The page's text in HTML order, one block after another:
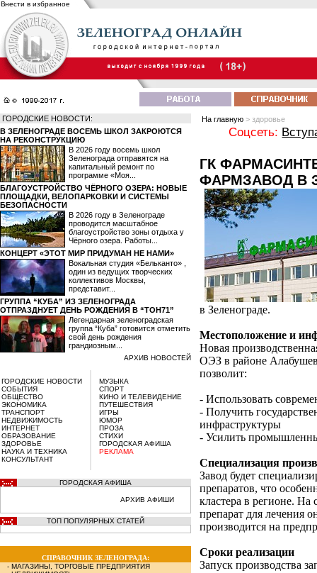
Внести в избранное
ГОРОДСКИЕ НОВОСТИ:
В ЗЕЛЕНОГРАДЕ ВОСЕМЬ ШКОЛ ЗАКРОЮТСЯ
НА РЕКОНСТРУКЦИЮ
В 2026 году восемь школ
Зеленограда отправятся на
капитальный ремонт по
программе «Моя...
БЛАГОУСТРОЙСТВО ЧЁРНОГО ОЗЕРА: НОВЫЕ
ПЛОЩАДКИ, ВЕЛОПАРКОВКИ И СИСТЕМЫ
БЕЗОПАСНОСТИ
В 2026 году в Зеленограде
проводится масштабное
благоустройство зоны отдыха у
Чёрного озера. Работы...
КОНЦЕРТ «ЭТОТ МИР ПРИДУМАН НЕ НАМИ»
Вокальная студия «Бельканто» ,
один из ведущих творческих
коллективов Москвы,
представит...
ГРУППА “КУБА” ИЗ ЗЕЛЕНОГРАДА
ОТПРАЗДНУЕТ ДЕНЬ РОЖДЕНИЯ В “ТОН71”
Легендарная зеленоградская
группа “Куба” готовится отметить
свой день рождения
грандиозным...
АРХИВ НОВОСТЕЙ
ГОРОДСКИЕ НОВОСТИ
СОБЫТИЯ
ОБЩЕСТВО
ЭКОНОМИКА
ТРАНСПОРТ
НЕДВИЖИМОСТЬ
ИНТЕРНЕТ
ОБРАЗОВАНИЕ
ЗДОРОВЬЕ
НАУКА И ТЕХНИКА
КОНСУЛЬТАНТ
МУЗЫКА
СПОРТ
КИНО И ТЕЛЕВИДЕНИЕ
ПУТЕШЕСТВИЯ
ИГРЫ
ЮМОР
ПРОЗА
СТИХИ
ГОРОДСКАЯ АФИША
РЕКЛАМА
ГОРОДСКАЯ АФИША
АРХИВ АФИШИ
ТОП ПОПУЛЯРНЫХ СТАТЕЙ
СПРАВОЧНИК ЗЕЛЕНОГРАДА:
- МАГАЗИНЫ, ТОРГОВЫЕ ПРЕДПРИЯТИЯ
На главную > здоровье
Соцсеть:
ГК
ФАРМЗАВОД В
в Зеленограде.
Местоположение и
Новая
ОЭЗ в районе
позволит:
- Использовать
- Получить
инфраструктуры
- Усилить
Специализация
Завод будет
препаратов, что
кластера в регионе.
препарат для лечения
производится на
Сроки реализации
Запуск производства